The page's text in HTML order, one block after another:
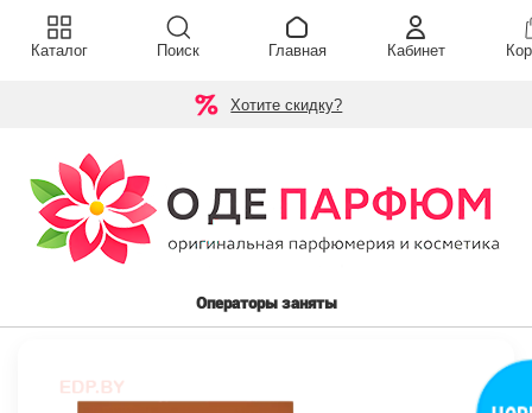
Хотите скидку?
Операторы заняты
Каталог Поиск Главная Кабинет